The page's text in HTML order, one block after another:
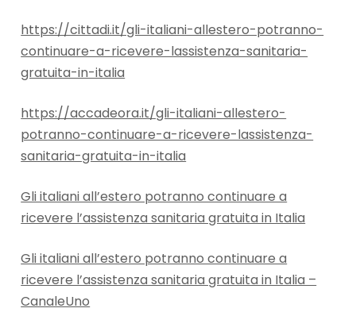
https://cittadi.it/gli-italiani-allestero-potranno-
continuare-a-ricevere-lassistenza-sanitaria-
gratuita-in-italia
https://accadeora.it/gli-italiani-allestero-
potranno-continuare-a-ricevere-lassistenza-
sanitaria-gratuita-in-italia
Gli italiani all’estero potranno continuare a
ricevere l’assistenza sanitaria gratuita in Italia
Gli italiani all’estero potranno continuare a
ricevere l’assistenza sanitaria gratuita in Italia –
CanaleUno